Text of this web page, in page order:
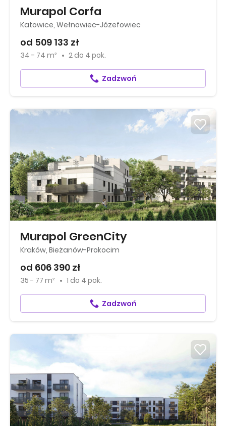
Murapol Corfa
Katowice, Wełnowiec-Józefowiec
od 509 133 zł
34 - 74 m² 2 do 4 pok.
Zadzwoń
Murapol GreenCity
Kraków, Bieżanów-Prokocim
od 606 390 zł
35 - 77 m² 1 do 4 pok.
Zadzwoń